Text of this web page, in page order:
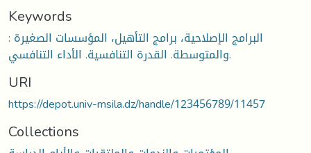
Keywords
: البرامج الإصلاحية، برامج التأهيل، المؤسسات الصغيرة
والمتوسطة. القدرة التنافسية. الأداء التنافسي.
URI
https://depot.univ-msila.dz/handle/123456789/11457
Collections